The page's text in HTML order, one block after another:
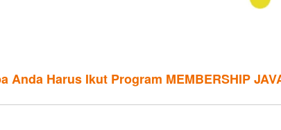
Anda Harus Ikut Program MEMBERSHIP